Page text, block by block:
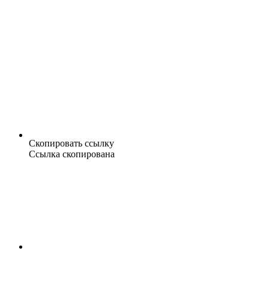
Скопировать ссылку
Ссылка скопирована